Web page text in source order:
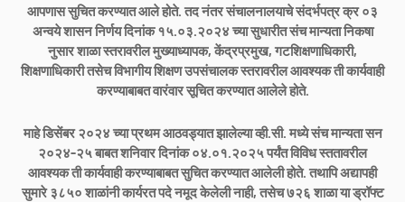
आपणास सुचित करण्यात आले होते. तद नंतर संचालनालयाचे संदर्भपत्र क्र ०३
अन्वये शासन निर्णय दिनांक १५.०३.२०२४ च्या सुधारीत संच मान्यता निकषा
नुसार शाळा स्तरावरील मुख्याध्यापक, केंद्रप्रमुख, गटशिक्षणाधिकारी,
शिक्षणाधिकारी तसेच विभागीय शिक्षण उपसंचालक स्तरावरील आवश्यक ती कार्यवाही
करण्याबाबत वारंवार सूचित करण्यात आलेले होते.
माहे डिसेंबर २०२४ च्या प्रथम आठवड्यात झालेल्या व्ही.सी. मध्ये संच मान्यता सन
२०२४-२५ बाबत शनिवार दिनांक ०४.०१.२०२५ पर्यंत विविध स्ततावरील
आवश्यक ती कार्यवाही करण्याबाबत सुचित करण्यात आलेली होते. तथापि अद्यापही
सुमारे ३८५० शाळांनी कार्यरत पदे नमूद केलेली नाही, तसेच ७२६ शाळा या ड्रॉफ्ट